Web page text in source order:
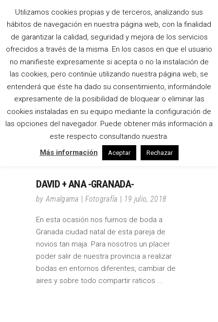
LA ALHAMBRA TAG
DAVID + ANA -GRANADA-
byAmalgama Fotografía 19 julio, 2018
En esta ocasión nos fuimos de boda a
Granada ciudad natal de esta pareja de
novios tan maja. Para nosotros un placer
poder salir de nuestra provincia a realizar
bodas en entornos diferentes, cambiar de
aires y sobre todo compartir raticos
Utilizamos cookies propias y de terceros, analizando sus
hábitos de navegación en nuestra página web, con la finalidad
de garantizar la calidad, seguridad y mejora de los servicios
ofrecidos a través de la misma. En los casos en que el usuario
no manifieste expresamente si acepta o no la instalación de
las cookies, pero continúe utilizando nuestra página web, se
entenderá que éste ha dado su consentimiento, informándole
expresamente de la posibilidad de bloquear o eliminar las
cookies instaladas en su equipo mediante la configuración de
las opciones del navegador. Puede obtener más información a
este respecto consultando nuestra.
Más información
Aceptar Rechazar